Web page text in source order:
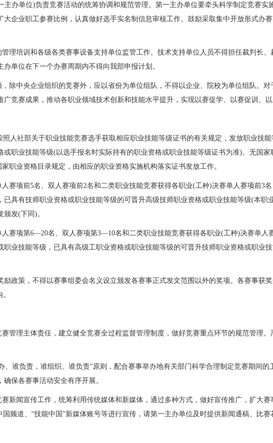
单位)负责竞赛活动的统筹协调和规范管理。第一主办单位要牵头科学制定竞赛实
企业职工参赛比例，认真做好选手实名制信息审核工作。鼓励采取集中开放形式办
培训和各级各类赛事设备支持单位监管工作。技术支持单位人员不得担任裁判长、
单位在下一个办赛周期内不得向我部申报计划。
中央企业组织的竞赛外，应以省份为单位组队，不得以企业、院校为单位组队。对
竞赛成果，推动各职业领域技术创新和技能水平提升，实现以赛促学、以赛促训、以
社部关于职业技能竞赛选手获取相应职业技能等级证书的有关规定，发放职业技
职业技能等级(以选手报名时实际持有的职业资格或职业技能等级证书为准)。无国
职业资格目录规定，由相应的职业资格实施机构落实证书发放工作。
项前5名、双人赛项前2名和二类职业技能竞赛获得各职业(工种)决赛单人赛项前3
具有技师职业资格或职业技能等级的可晋升高级技师职业资格或职业技能等级(本职
发(下同)。
项第6—20名、双人赛项第3—10名和二类职业技能竞赛获得各职业(工种)决赛单人
业技能等级，已具有高级工职业资格或职业技能等级的可晋升技师职业资格或职业
策，不得以赛事组委会名义设立颁发各赛事正式发文范围以外的奖项。各赛事获
理主体责任，建立健全竞赛全过程监督管理制度，做好竞赛重点环节的规范管理。
负责，谁组织、谁负责”原则，配合赛事举办地有关部门科学合理制定竞赛期间的
保各赛事活动安全有序开展。
闻宣传工作，统筹利用传统媒体和新媒体，通过多种方式，做好宣传推广，扩大赛
频道、“技能中国”新媒体账号等进行宣传，请第一主办单位及时提供新闻通稿、比